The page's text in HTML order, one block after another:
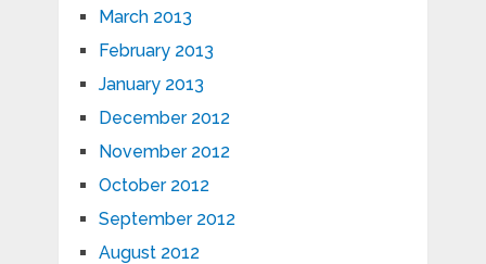
March 2013
February 2013
January 2013
December 2012
November 2012
October 2012
September 2012
August 2012